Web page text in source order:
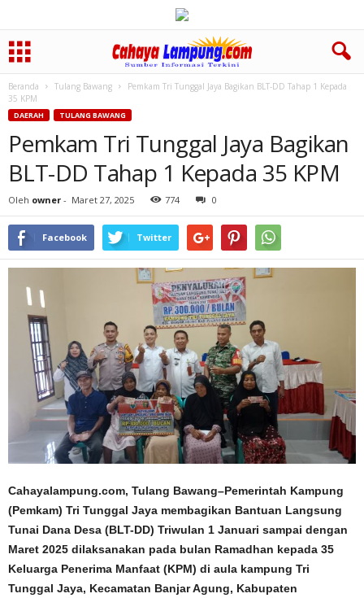
Beranda Tulang Bawang
Pemkam Tri Tunggal Jaya Bagikan BLT-DD Tahap 1 Kepada
35 KPM
DAERAH TULANG BAWANG
Pemkam Tri Tunggal Jaya Bagikan
BLT-DD Tahap 1 Kepada 35 KPM
Oleh owner - Maret 27, 2025 774 0
Facebook Twitter
Cahayalampung.com, Tulang Bawang–Pemerintah Kampung
(Pemkam) Tri Tunggal Jaya membagikan Bantuan Langsung
Tunai Dana Desa (BLT-DD) Triwulan 1 Januari sampai dengan
Maret 2025 dilaksanakan pada bulan Ramadhan kepada 35
Keluarga Penerima Manfaat (KPM) di aula kampung Tri
Tunggal Jaya, Kecamatan Banjar Agung, Kabupaten